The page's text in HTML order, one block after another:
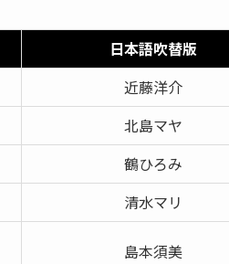
日本語吹替版
近藤洋介
北島マヤ
鶴ひろみ
清水マリ
島本須美